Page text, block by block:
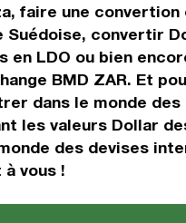
faire une convertion
Suédoise, convertir
en LDO ou bien
BMD ZAR. Et
dans le monde
les valeurs Dollar
des devises
vous !